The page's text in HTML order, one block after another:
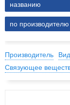
названию
по производителю
Производитель
Связующее